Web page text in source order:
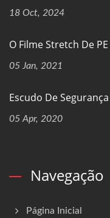
18 Oct, 2024
O Filme Stretch De
05 Jan, 2021
Escudo De
05 Apr, 2020
Navegação
Página Inicial